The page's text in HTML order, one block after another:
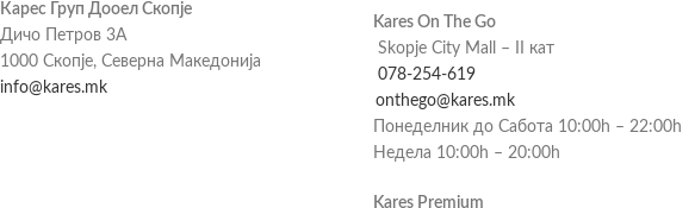
Карес Груп Дооел Скопје
Дичо Петров 3А
1000 Скопје, Северна Македонија
info@kares.mk
Kares On The Go
Skopje City Mall – II кат
078-254-619
onthego@kares.mk
Понеделник до Сабота 10:00h – 22:00h
Недела 10:00h – 20:00h
Kares Premium